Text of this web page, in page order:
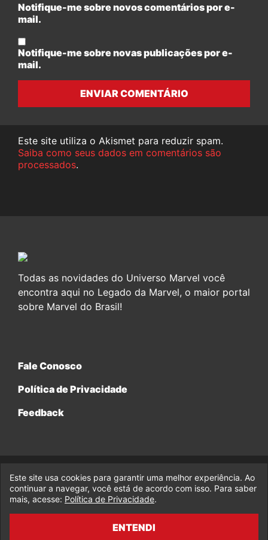
Notifique-me sobre novos comentários por e-
mail.
Notifique-me sobre novas publicações por e-
mail.
ENVIAR COMENTÁRIO
Este site utiliza o Akismet para reduzir spam.
Saiba como seus dados em comentários são
processados.
Todas as novidades do Universo Marvel você
encontra aqui no Legado da Marvel, o maior portal
sobre Marvel do Brasil!
Fale Conosco
Política de Privacidade
Feedback
© 2017-2026 Legado da Marvel, uma empresa da Legado
Enterprises.
fabiolobo
Este site usa cookies para garantir uma melhor experiência. Ao
continuar a navegar, você está de acordo com isso. Para saber
mais, acesse: Política de Privacidade.
ENTENDI